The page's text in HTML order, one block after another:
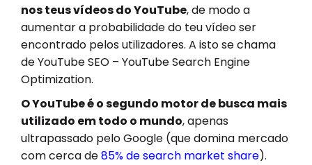
nos teus vídeos do YouTube, de modo a
aumentar a probabilidade do teu vídeo ser
encontrado pelos utilizadores. A isto se chama
de YouTube SEO – YouTube Search Engine
Optimization.
O YouTube é o segundo motor de busca mais
utilizado em todo o mundo, apenas
ultrapassado pelo Google (que domina mercado
com cerca de85% de search market share).